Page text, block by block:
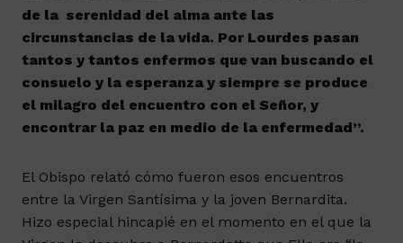
de la serenidad del alma ante las
circunstancias de la vida. Por Lourdes pasan
tantos y tantos enfermos que van buscando el
consuelo y la esperanza y siempre se produce
el milagro del encuentro con el Señor, y
encontrar la paz en medio de la enfermedad”.
El Obispo relató cómo fueron esos encuentros
entre la Virgen Santísima y la joven Bernardita.
Hizo especial hincapié en el momento en el que la